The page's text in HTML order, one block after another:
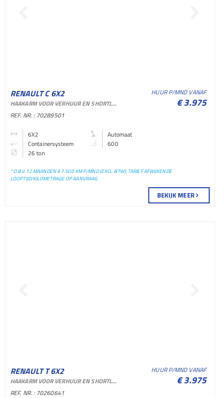
RENAULT C 6X2
CONTAINERSYSTEEM
CONTAINERSYSTEEM
BAKWAGEN
HAAKARM VOOR VERHUUR EN SHORTLEASE
HUUR P/MND VANAF
€ 3.975
REF. NR. : 70289501
6X2
Automaat
Containersysteem
600
26 ton
* O.B.V. 12 MAANDEN A 7.500 KM P/MND (EXCL. BTW); TARIEF AFWIJKENDE
LOOPTIJD/KILOMETRAGE OP AANVRAAG
BEKIJK MEER
RENAULT T 6X2
CONTAINERSYSTEEM
HAAKARM VOOR VERHUUR EN SHORTLEASE
HUUR P/MND VANAF
€ 3.975
REF. NR. : 70260641